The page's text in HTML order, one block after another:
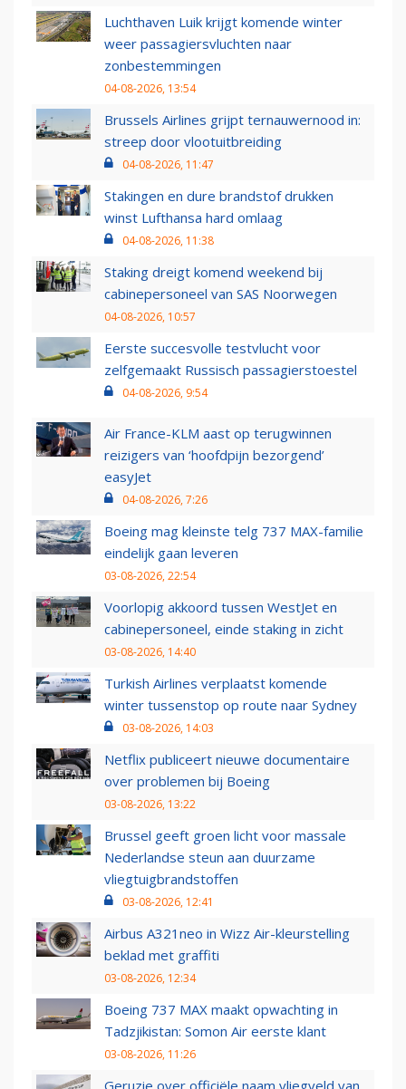
Luchthaven Luik krijgt komende winter
weer passagiersvluchten naar
zonbestemmingen
04-08-2026, 13:54
Brussels Airlines grijpt ternauwernood in:
streep door vlootuitbreiding
04-08-2026, 11:47
Stakingen en dure brandstof drukken
winst Lufthansa hard omlaag
04-08-2026, 11:38
Staking dreigt komend weekend bij
cabinepersoneel van SAS Noorwegen
04-08-2026, 10:57
Eerste succesvolle testvlucht voor
zelfgemaakt Russisch passagierstoestel
04-08-2026, 9:54
Air France-KLM aast op terugwinnen
reizigers van ‘hoofdpijn bezorgend’
easyJet
04-08-2026, 7:26
Boeing mag kleinste telg 737 MAX-familie
eindelijk gaan leveren
03-08-2026, 22:54
Voorlopig akkoord tussen WestJet en
cabinepersoneel, einde staking in zicht
03-08-2026, 14:40
Turkish Airlines verplaatst komende
winter tussenstop op route naar Sydney
03-08-2026, 14:03
Netflix publiceert nieuwe documentaire
over problemen bij Boeing
03-08-2026, 13:22
Brussel geeft groen licht voor massale
Nederlandse steun aan duurzame
vliegtuigbrandstoffen
03-08-2026, 12:41
Airbus A321neo in Wizz Air-kleurstelling
beklad met graffiti
03-08-2026, 12:34
Boeing 737 MAX maakt opwachting in
Tadzjikistan: Somon Air eerste klant
03-08-2026, 11:26